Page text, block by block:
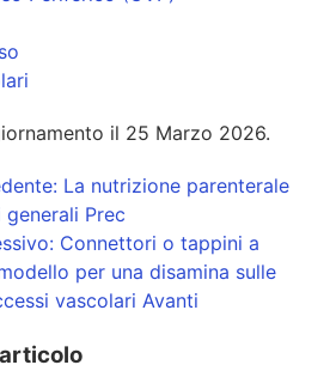
il 25 Marzo 2026.
La nutrizione parenterale
Prec
Connettori o tappini a
per una disamina sulle
vascolari Avanti